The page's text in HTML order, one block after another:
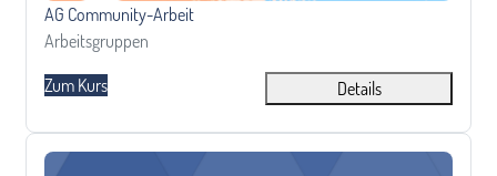
Kursname
AG Community-Arbeit
Kursbereich
Arbeitsgruppen
Zum Kurs
Details
AG H5P